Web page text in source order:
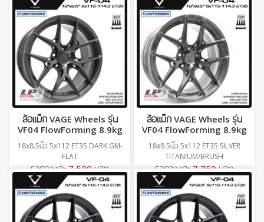
ล้อแม็ก VAGE Wheels รุ่น
VF04 FlowForming 8.9kg
18x8.5นิ้ว 5x112 ET35 DARK GM-
FLAT
ราคาวงละ 7,500 บาท
ล้อแม็ก VAGE Wheels รุ่น
VF04 FlowForming 8.9kg
18x8.5นิ้ว 5x112 ET35 SILVER
TITANIUM/BRUSH
ราคาวงละ 7,750 บาท